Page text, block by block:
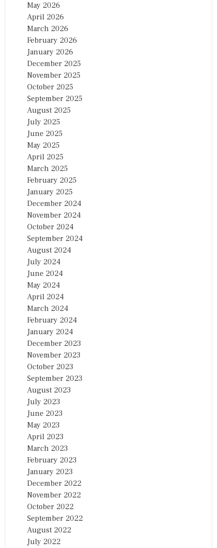
May 2026
April 2026
March 2026
February 2026
January 2026
December 2025
November 2025
October 2025
September 2025
August 2025
July 2025
June 2025
May 2025
April 2025
March 2025
February 2025
January 2025
December 2024
November 2024
October 2024
September 2024
August 2024
July 2024
June 2024
May 2024
April 2024
March 2024
February 2024
January 2024
December 2023
November 2023
October 2023
September 2023
August 2023
July 2023
June 2023
May 2023
April 2023
March 2023
February 2023
January 2023
December 2022
November 2022
October 2022
September 2022
August 2022
July 2022